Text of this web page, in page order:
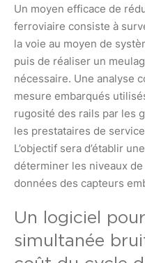
Un moyen efficace de
ferroviaire consiste à
la voie au moyen de
puis de réaliser un
nécessaire. Une analyse
mesure embarqués
rugosité des rails par les
les prestataires de
L’objectif sera d’établir
déterminer les niveaux
données des capteurs
Un logiciel
simultanée